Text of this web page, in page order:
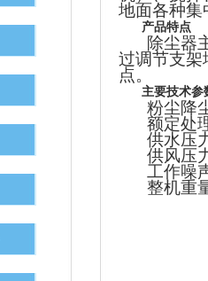
地面各种集
产品特点
除尘器
过调节支架
点。
主要技术参
粉尘降
额定处
供水压
供风压
工作噪
整机重